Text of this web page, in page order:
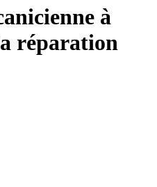
à
réparation